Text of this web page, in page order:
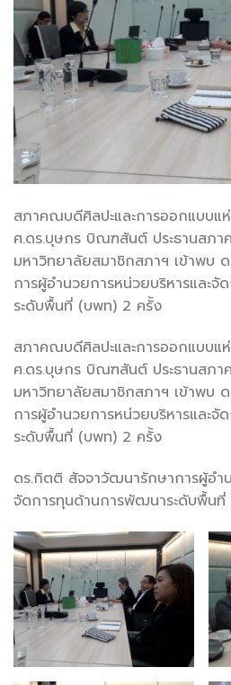
สภาคณบดีศิลปะและการออกแบบแห่
ศ.ดร.บุษกร บิณฑสันต์ ประธานสภ
มหาวิทยาลัยสมาชิกสภาฯ เข้าพบ
การผู้อำนวยการหน่วยบริหารและ
ระดับพื้นที่ (บพท) 2 ครั้ง
สภาคณบดีศิลปะและการออกแบบแห่
ศ.ดร.บุษกร บิณฑสันต์ ประธานสภ
มหาวิทยาลัยสมาชิกสภาฯ เข้าพบ
การผู้อำนวยการหน่วยบริหารและ
ระดับพื้นที่ (บพท) 2 ครั้ง
ดร.กิตติ สัจจาวัฒนารักษาการผู้อำ
จัดการทุนด้านการพัฒนาระดับพื้น